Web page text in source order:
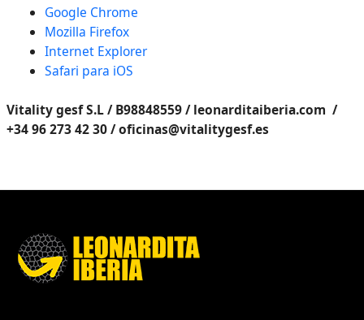
Google Chrome
Mozilla Firefox
Internet Explorer
Safari para iOS
Vitality gesf S.L / B98848559 / leonarditaiberia.com /
+34 96 273 42 30 / oficinas@vitalitygesf.es